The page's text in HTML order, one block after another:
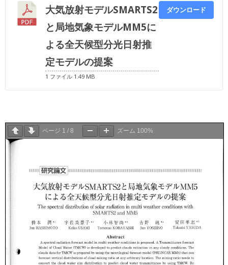
大気放射モデルSMARTS2
と局地気象モデルMM5に
よる全天候型分光日射推
定モデルの提案
1 ファイル 1.49 MB
ダウンロード
ページ 1 / 8 ズーム 100%